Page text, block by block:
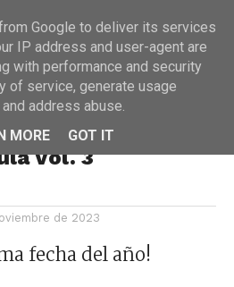
elige Barcelona
al 2023 con su gira
Vol. 3
de 2023
fecha del año!
Google to deliver its services
IP address and user-agent are
with performance and security
of service, generate usage
address abuse.
MORE
GOT IT